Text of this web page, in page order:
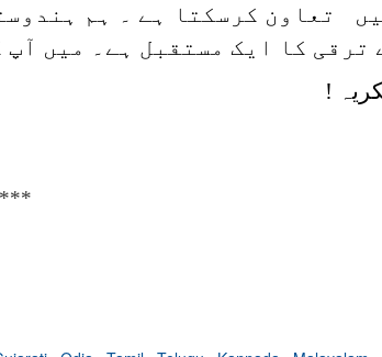
تعاون کرسکتا ہے ۔ ہم
ترقی کا ایک مستقبل ہے۔ میں
!